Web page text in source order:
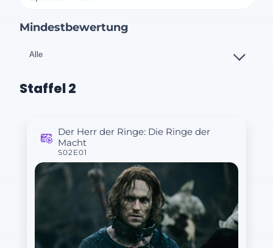
Mindestbewertung
Staffel 2
Der Herr der Ringe: Die Ringe der
Macht
S02E01